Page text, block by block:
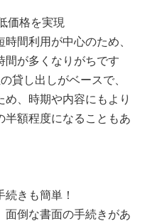
価格を実現
間利用が中心のため、
間が多くなりがちです
貸し出しがベースで、
、時期や内容にもより
半額程度になることもあ
きも簡単！
面倒な書面の手続きがあ